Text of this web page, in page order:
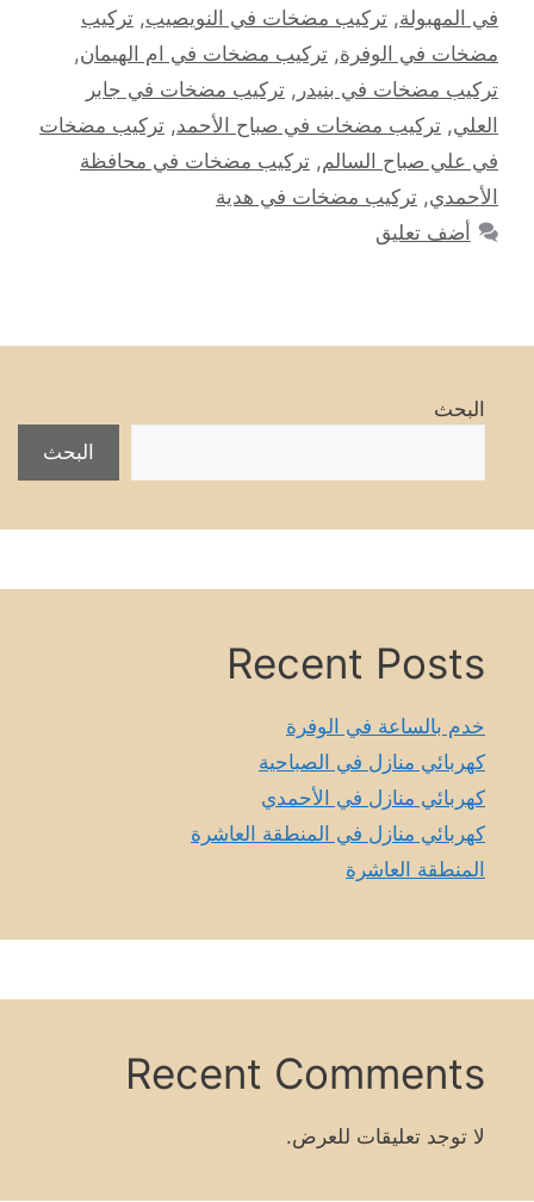
في المهبولة, تركيب مضخات في النويصيب, تركيب
مضخات في الوفرة, تركيب مضخات في ام الهيمان,
تركيب مضخات في بنيدر , تركيب مضخات في جابر
العلي, تركيب مضخات في صباح الأحمد, تركيب مضخات
في علي صباح السالم, تركيب مضخات في محافظة
الأحمدي, تركيب مضخات في هدية
أضف تعليق
البحث
البحث
Recent Posts
خدم بالساعة في الوفرة
كهربائي منازل في الصباحية
كهربائي منازل في الأحمدي
كهربائي منازل في المنطقة العاشرة
المنطقة العاشرة
Recent Comments
لا توجد تعليقات للعرض.